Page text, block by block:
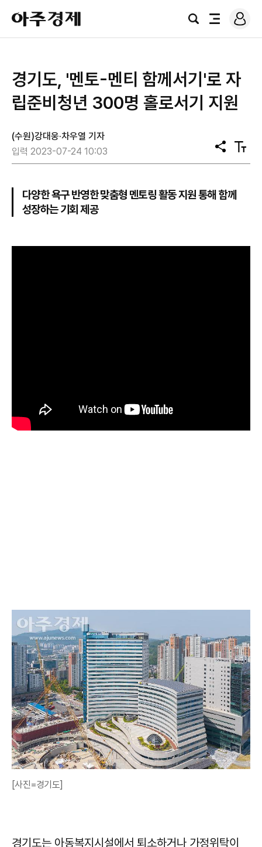
아
주
경
검
전
로
그
경기도, '멘토-멘티 함께서기'로 자
립준비청년 300명 홀로서기 지원
(수원)강대웅·차우열 기자
입력 2023-07-24 10:03
공
유
텍
스
다양한 욕구 반영한 맞춤형 멘토링 활동 지원 통해 함께
성장하는 기회 제공
[사진=경기도]
경기도는 아동복지시설에서 퇴소하거나 가정위탁이